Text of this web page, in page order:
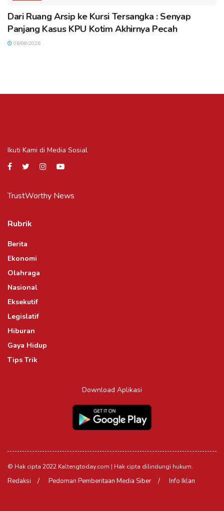
Dari Ruang Arsip ke Kursi Tersangka : Senyap
Panjang Kasus KPU Kotim Akhirnya Pecah
06/08/2026
Ikuti Kami di Media Sosial
TrustWorthy News
Rubrik
Berita
Ekonomi
Olahraga
Nasional
Eksekutif
Legislatif
Hiburan
Gaya Hidup
Tips Trik
Download Aplikasi
© Hak cipta 2022 Kaltengtoday.com | Hak cipta dilindungi hukum.
Redaksi Pedoman Pemberitaan Media Siber Info Iklan